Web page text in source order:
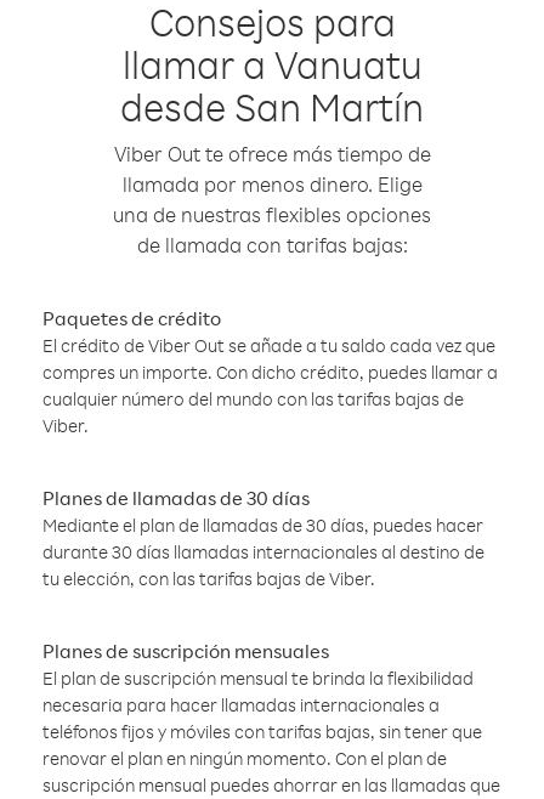
Consejos para
llamar a Vanuatu
desde San Martín
Viber Out te ofrece más tiempo de
llamada por menos dinero. Elige
una de nuestras flexibles opciones
de llamada con tarifas bajas:
Paquetes de crédito
El crédito de Viber Out se añade a tu saldo cada vez que
compres un importe. Con dicho crédito, puedes llamar a
cualquier número del mundo con las tarifas bajas de
Viber.
Planes de llamadas de 30 días
Mediante el plan de llamadas de 30 días, puedes hacer
durante 30 días llamadas internacionales al destino de
tu elección, con las tarifas bajas de Viber.
Planes de suscripción mensuales
El plan de suscripción mensual te brinda la flexibilidad
necesaria para hacer llamadas internacionales a
teléfonos fijos y móviles con tarifas bajas, sin tener que
renovar el plan en ningún momento. Con el plan de
suscripción mensual puedes ahorrar en las llamadas que